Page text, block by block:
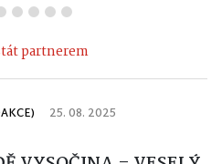
partnerem